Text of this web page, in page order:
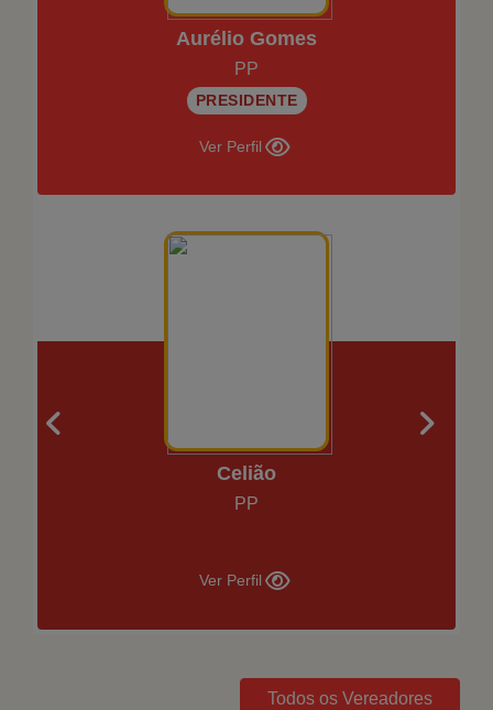
Aurélio Gomes
PP
PRESIDENTE
Ver Perfil
Celião
PP
Ver Perfil
Todos os Vereadores